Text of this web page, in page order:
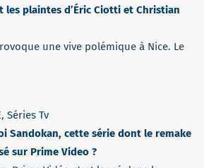
les plaintes d’Éric Ciotti et Christian
une vive polémique à Nice. Le
, Séries Tv
Sandokan, cette série dont le remake
sur Prime Video ?